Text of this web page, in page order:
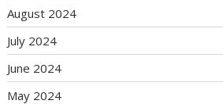
August 2024
July 2024
June 2024
May 2024